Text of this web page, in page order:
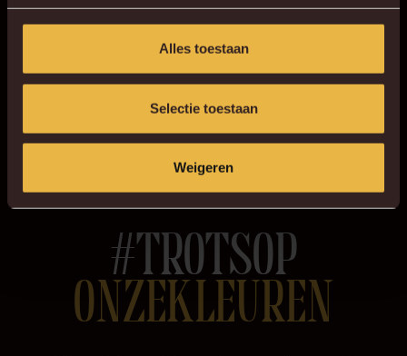
Alles toestaan
Selectie toestaan
Weigeren
KVM App op Android
UPDATE:
ALLES WAT GE
Malinwa op socials
#TROTSOP
ONZEKLEUREN